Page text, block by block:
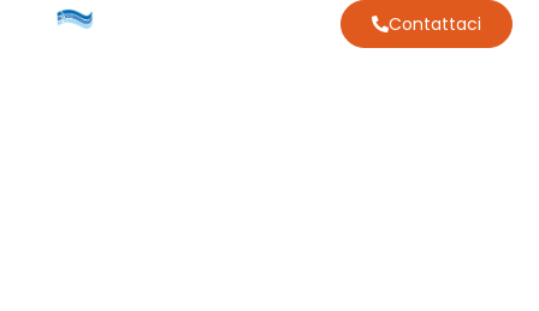
Contattaci